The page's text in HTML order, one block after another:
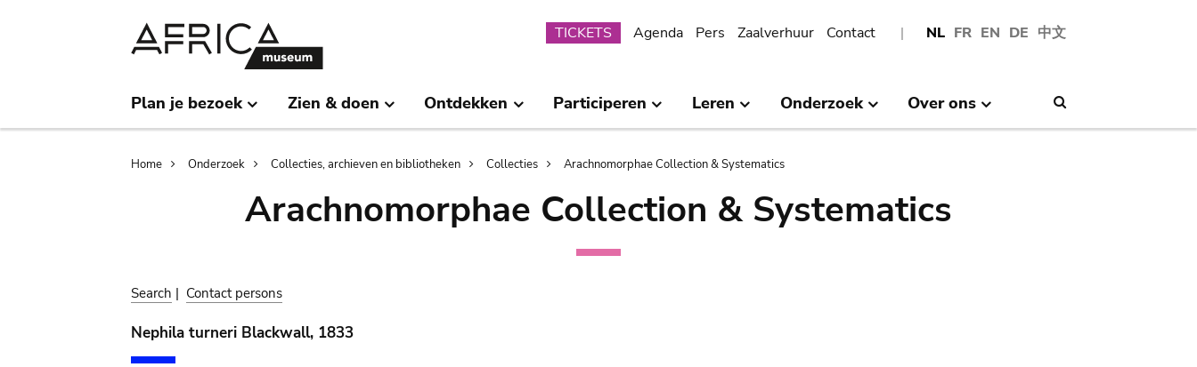
NL FR EN DE 中文
Submenu
TICKETS Agenda Pers Zaalverhuur Contact
Plan je bezoek Zien & doen Ontdekken Participeren Leren Onderzoek Over ons
Breadcrumb
Home Onderzoek Collecties, archieven en bibliotheken Collecties Arachnomorphae Collection & Systematics
Arachnomorphae Collection & Systematics
Search | Contact persons
Nephila turneri Blackwall, 1833